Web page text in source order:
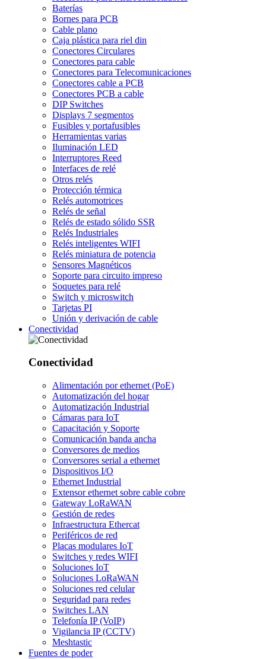
Baterías
Bornes para PCB
Cable plano
Caja plástica para riel din
Conectores Circulares
Conectores para cable
Conectores para Telecomunicaciones
Conectores cable a PCB
Conectores PCB a cable
DIP Switches
Displays 7 segmentos
Fusibles y portafusibles
Herramientas varias
Iluminación LED
Interruptores Reed
Interfaces de relé
Otros relés
Protección térmica
Relés automotrices
Relés de señal
Relés de estado sólido SSR
Relés Industriales
Relés inteligentes WIFI
Relés miniatura de potencia
Sensores Magnéticos
Soporte para circuito impreso
Soquetes para relé
Switch y microswitch
Tarjetas PI
Unión y derivación de cable
Conectividad
Conectividad
Alimentación por ethernet (PoE)
Automatización del hogar
Automatización Industrial
Cámaras para IoT
Capacitación y Soporte
Comunicación banda ancha
Conversores de medios
Conversores serial a ethernet
Dispositivos I/O
Ethernet Industrial
Extensor ethernet sobre cable cobre
Gateway LoRaWAN
Gestión de redes
Infraestructura Ethercat
Periféricos de red
Placas modulares IoT
Switches y redes WIFI
Soluciones IoT
Soluciones LoRaWAN
Soluciones red celular
Seguridad para redes
Switches LAN
Telefonía IP (VoIP)
Vigilancia IP (CCTV)
Meshtastic
Fuentes de poder